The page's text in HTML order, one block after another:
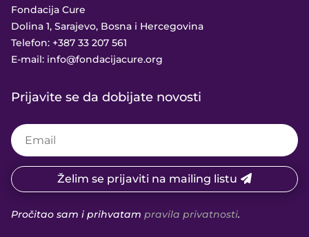
Fondacija Cure
Dolina 1, Sarajevo, Bosna i Hercegovina
Telefon: +387 33 207 561
E-mail: info@fondacijacure.org
Prijavite se da dobijate novosti
Želim se prijaviti na mailing listu
Pročitao sam i prihvatam pravila privatnosti.